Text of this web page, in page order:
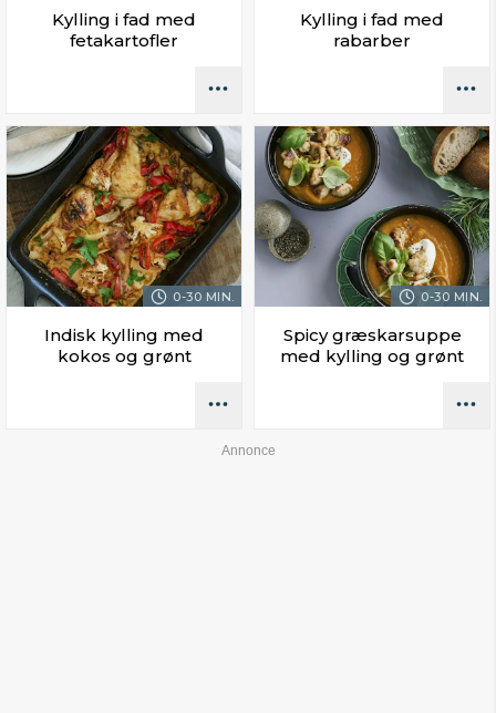
Kylling i fad med
fetakartofler
Kylling i fad med
rabarber
0-30 MIN.
Indisk kylling med
kokos og grønt
0-30 MIN.
Spicy græskarsuppe
med kylling og grønt